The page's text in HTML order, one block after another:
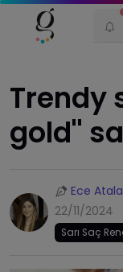
​Trendy
gold''
Ece
22/11/2024
Sarı Saç